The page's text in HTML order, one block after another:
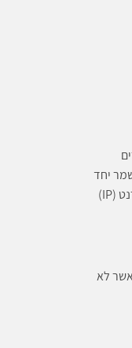
יחד
עם פרטיכם, כגון מידע סטטיסטי ומצטבר. מידע זה כולל את העמודים שבהם צפיתם, ההצעות והשירותים שענינו אתכם, כתובת האינטרנט (IP)
לא